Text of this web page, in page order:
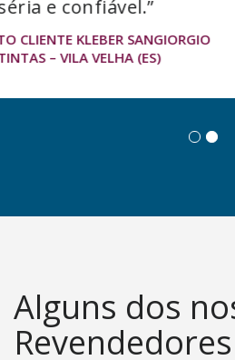
um mix variado de
a tinta acrílica até a
na linha automotiva.
é uma empresa que
CLIENTE JEREMIAS VALFRÉ